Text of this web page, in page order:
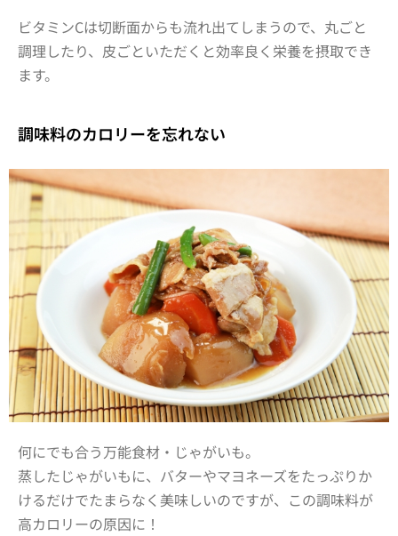
ビタミンCは切断面からも流れ出てしまうので、丸ごと
調理したり、皮ごといただくと効率良く栄養を摂取でき
ます。
調味料のカロリーを忘れない
何にでも合う万能食材・じゃがいも。
蒸したじゃがいもに、バターやマヨネーズをたっぷりか
けるだけでたまらなく美味しいのですが、この調味料が
高カロリーの原因に！